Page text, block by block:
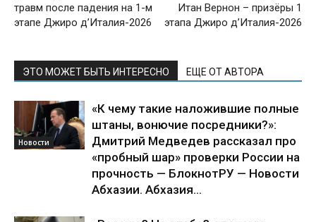
травм после падения на 1-м
этапе Джиро д’Италия-2026
Итан Вернон – призёры 1
этапа Джиро д’Италия-2026
ЭТО МОЖЕТ БЫТЬ ИНТЕРЕСНО ЕЩЕ ОТ АВТОРА
Новости
«К чему такие наложившие полные
штаны, вонючие посредники?»:
Дмитрий Медведев рассказал про
«пробный шар» проверки России на
прочность — БлокнотРУ — Новости
Абхазии. Абхазия...